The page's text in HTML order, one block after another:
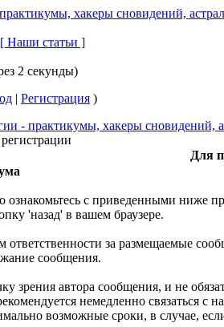
[ Наши статьи ]
2 секунды)
| Регистрация )
- практикумы, хакеры сновидений,
Для
ознакомьтесь с приведенными ниже
'назад' в вашем браузере.
за размещаемые
сообщения.
зрения автора сообщения, и не
немедленно связаться
возможные сроки, в случае,